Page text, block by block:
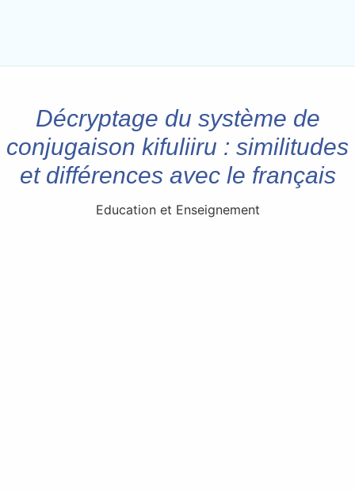
Décryptage du système de
conjugaison kifuliiru : similitudes
et différences avec le français
Education et Enseignement